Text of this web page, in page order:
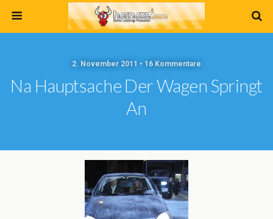
2. November 2011 • 16 Kommentare
Na Hauptsache Der Wagen Springt
An